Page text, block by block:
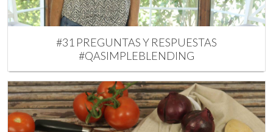
#31 PREGUNTAS Y RESPUESTAS
#QASIMPLEBLENDING